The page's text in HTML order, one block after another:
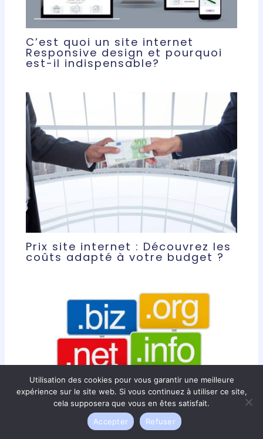
C’est quoi un site internet
Responsive design et pourquoi
est-il indispensable?
Prix site internet : Découvrez les
coûts adapté à votre budget ?
Utilisation des cookies pour vous garantir une meilleure
expérience sur le site web. Si vous continuez à utiliser ce site,
cela supposera que vous en êtes satisfait.
Accepter
Refuser